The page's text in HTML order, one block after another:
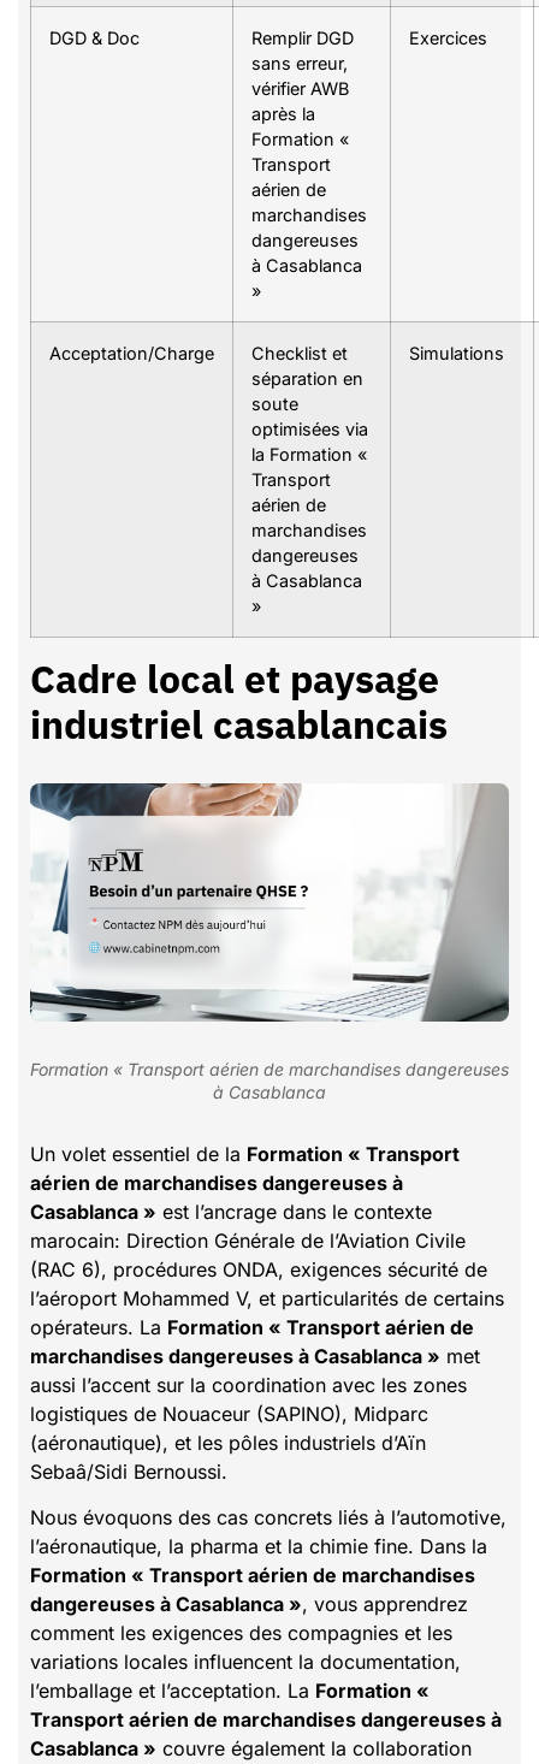
DGD & Doc
Remplir DGD
sans erreur,
vérifier AWB
après la
Formation «
Transport
aérien de
marchandises
dangereuses
à Casablanca
»
Exercices
Acceptation/Charge
Checklist et
séparation en
soute
optimisées via
la Formation «
Transport
aérien de
marchandises
dangereuses
à Casablanca
»
Simulations
Cadre local et paysage
industriel casablancais
Formation « Transport aérien de marchandises dangereuses
à Casablanca
Un volet essentiel de la Formation « Transport
aérien de marchandises dangereuses à
Casablanca » est l’ancrage dans le contexte
marocain: Direction Générale de l’Aviation Civile
(RAC 6), procédures ONDA, exigences sécurité de
l’aéroport Mohammed V, et particularités de certains
opérateurs. La Formation « Transport aérien de
marchandises dangereuses à Casablanca » met
aussi l’accent sur la coordination avec les zones
logistiques de Nouaceur (SAPINO), Midparc
(aéronautique), et les pôles industriels d’Aïn
Sebaâ/Sidi Bernoussi.
Nous évoquons des cas concrets liés à l’automotive,
l’aéronautique, la pharma et la chimie fine. Dans la
Formation « Transport aérien de marchandises
dangereuses à Casablanca », vous apprendrez
comment les exigences des compagnies et les
variations locales influencent la documentation,
l’emballage et l’acceptation. La Formation «
Transport aérien de marchandises dangereuses à
Casablanca » couvre également la collaboration